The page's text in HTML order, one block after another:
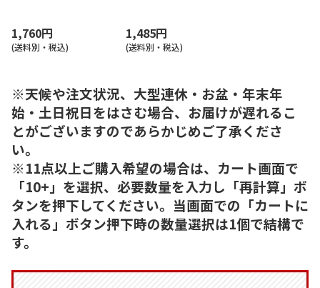
1,760円
(送料別・税込)
1,485円
(送料別・税込)
※天候や注文状況、大型連休・お盆・年末年
始・土日祝日をはさむ場合、お届けが遅れるこ
とがございますのであらかじめご了承くださ
い。
※11点以上ご購入希望の場合は、カート画面で
「10+」を選択、必要数量を入力し「再計算」ボ
タンを押下してください。当画面での「カートに
入れる」ボタン押下時の数量選択は1個で結構で
す。